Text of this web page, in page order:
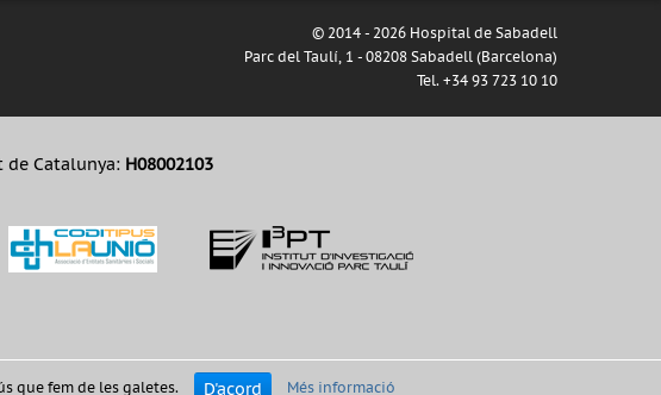
© 2014 - 2026 Hospital de Sabadell
Parc del Taulí, 1 - 08208 Sabadell (Barcelona)
Tel. +34 93 723 10 10
de Catalunya: H08002103
que fem de les galetes. D'acord Més informació